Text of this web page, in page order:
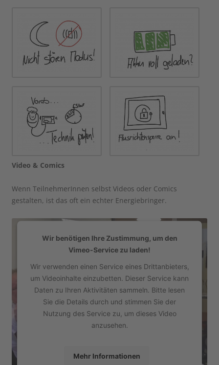
Video & Comics
Wenn TeilnehmerInnen selbst Videos oder Comics
gestalten, ist das oft ein echter Energiebringer.
Wir benötigen Ihre Zustimmung, um den
Vimeo-Service zu laden!
Wir verwenden einen Service eines Drittanbieters,
um Videoinhalte einzubetten. Dieser Service kann
Daten zu Ihren Aktivitäten sammeln. Bitte lesen
Sie die Details durch und stimmen Sie der
Nutzung des Service zu, um dieses Video
anzusehen.
Mehr Informationen